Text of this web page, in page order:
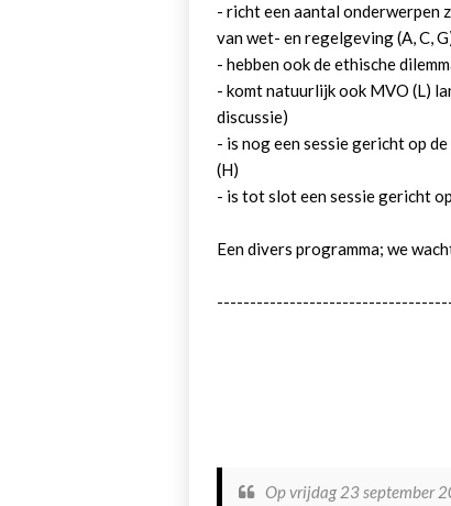
- richt een aantal onderwerpen
van wet- en regelgeving (A, C,
- hebben ook de ethische
- komt natuurlijk ook MVO (L)
discussie)
- is nog een sessie gericht op
(H)
- is tot slot een sessie gericht
Een divers programma; we
Op vrijdag 23 september